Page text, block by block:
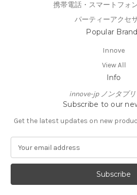
携帯電話・スマートフォ
パーティーアクセ
Popular
Innove
View All
Info
innove-jp ノンタブ
Subscribe to our
Get the latest updates on new
a
l